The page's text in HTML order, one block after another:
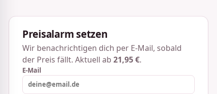
Preisalarm setzen
Wir benachrichtigen dich per E-Mail, sobald
der Preis fällt. Aktuell ab 21,95 €.
E-Mail